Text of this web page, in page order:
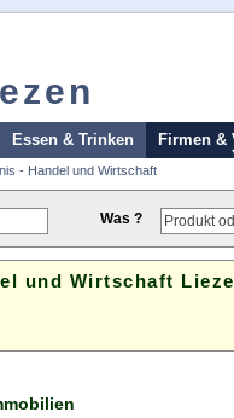
Essen & Trinken Firmen &
- Handel und Wirtschaft
Was ?
und Wirtschaft